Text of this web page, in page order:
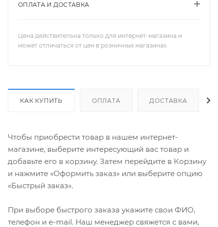
ОПЛАТА И ДОСТАВКА
Цена действительна только для интернет-магазина и
может отличаться от цен в розничных магазинах
КАК КУПИТЬ ОПЛАТА ДОСТАВКА
Чтобы приобрести товар в нашем интернет-
магазине, выберите интересующий вас товар и
добавьте его в корзину. Затем перейдите в Корзину
и нажмите «Оформить заказ» или выберите опцию
«Быстрый заказ».
При выборе быстрого заказа укажите свои ФИО,
телефон и e-mail. Наш менеджер свяжется с вами,